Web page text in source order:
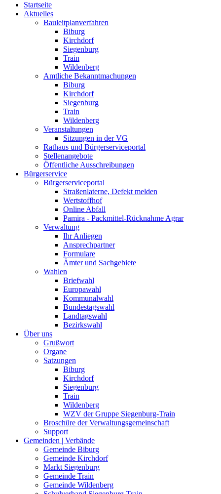
Startseite
Aktuelles
Bauleitplanverfahren
Biburg
Kirchdorf
Siegenburg
Train
Wildenberg
Amtliche Bekanntmachungen
Biburg
Kirchdorf
Siegenburg
Train
Wildenberg
Veranstaltungen
Sitzungen in der VG
Rathaus und Bürgerserviceportal
Stellenangebote
Öffentliche Ausschreibungen
Bürgerservice
Bürgerserviceportal
Straßenlaterne, Defekt melden
Wertstoffhof
Online Abfall
Pamira - Packmittel-Rücknahme Agrar
Verwaltung
Ihr Anliegen
Ansprechpartner
Formulare
Ämter und Sachgebiete
Wahlen
Briefwahl
Europawahl
Kommunalwahl
Bundestagswahl
Landtagswahl
Bezirkswahl
Über uns
Grußwort
Organe
Satzungen
Biburg
Kirchdorf
Siegenburg
Train
Wildenberg
WZV der Gruppe Siegenburg-Train
Broschüre der Verwaltungsgemeinschaft
Support
Gemeinden | Verbände
Gemeinde Biburg
Gemeinde Kirchdorf
Markt Siegenburg
Gemeinde Train
Gemeinde Wildenberg